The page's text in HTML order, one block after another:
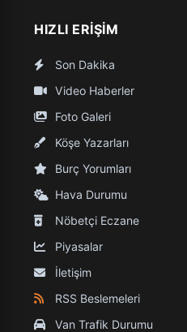
HIZLI ERIŞIM
Son Dakika
Video Haberler
Foto Galeri
Köşe Yazarları
Burç Yorumları
Hava Durumu
Nöbetçi Eczane
Piyasalar
İletişim
RSS Beslemeleri
Van Trafik Durumu